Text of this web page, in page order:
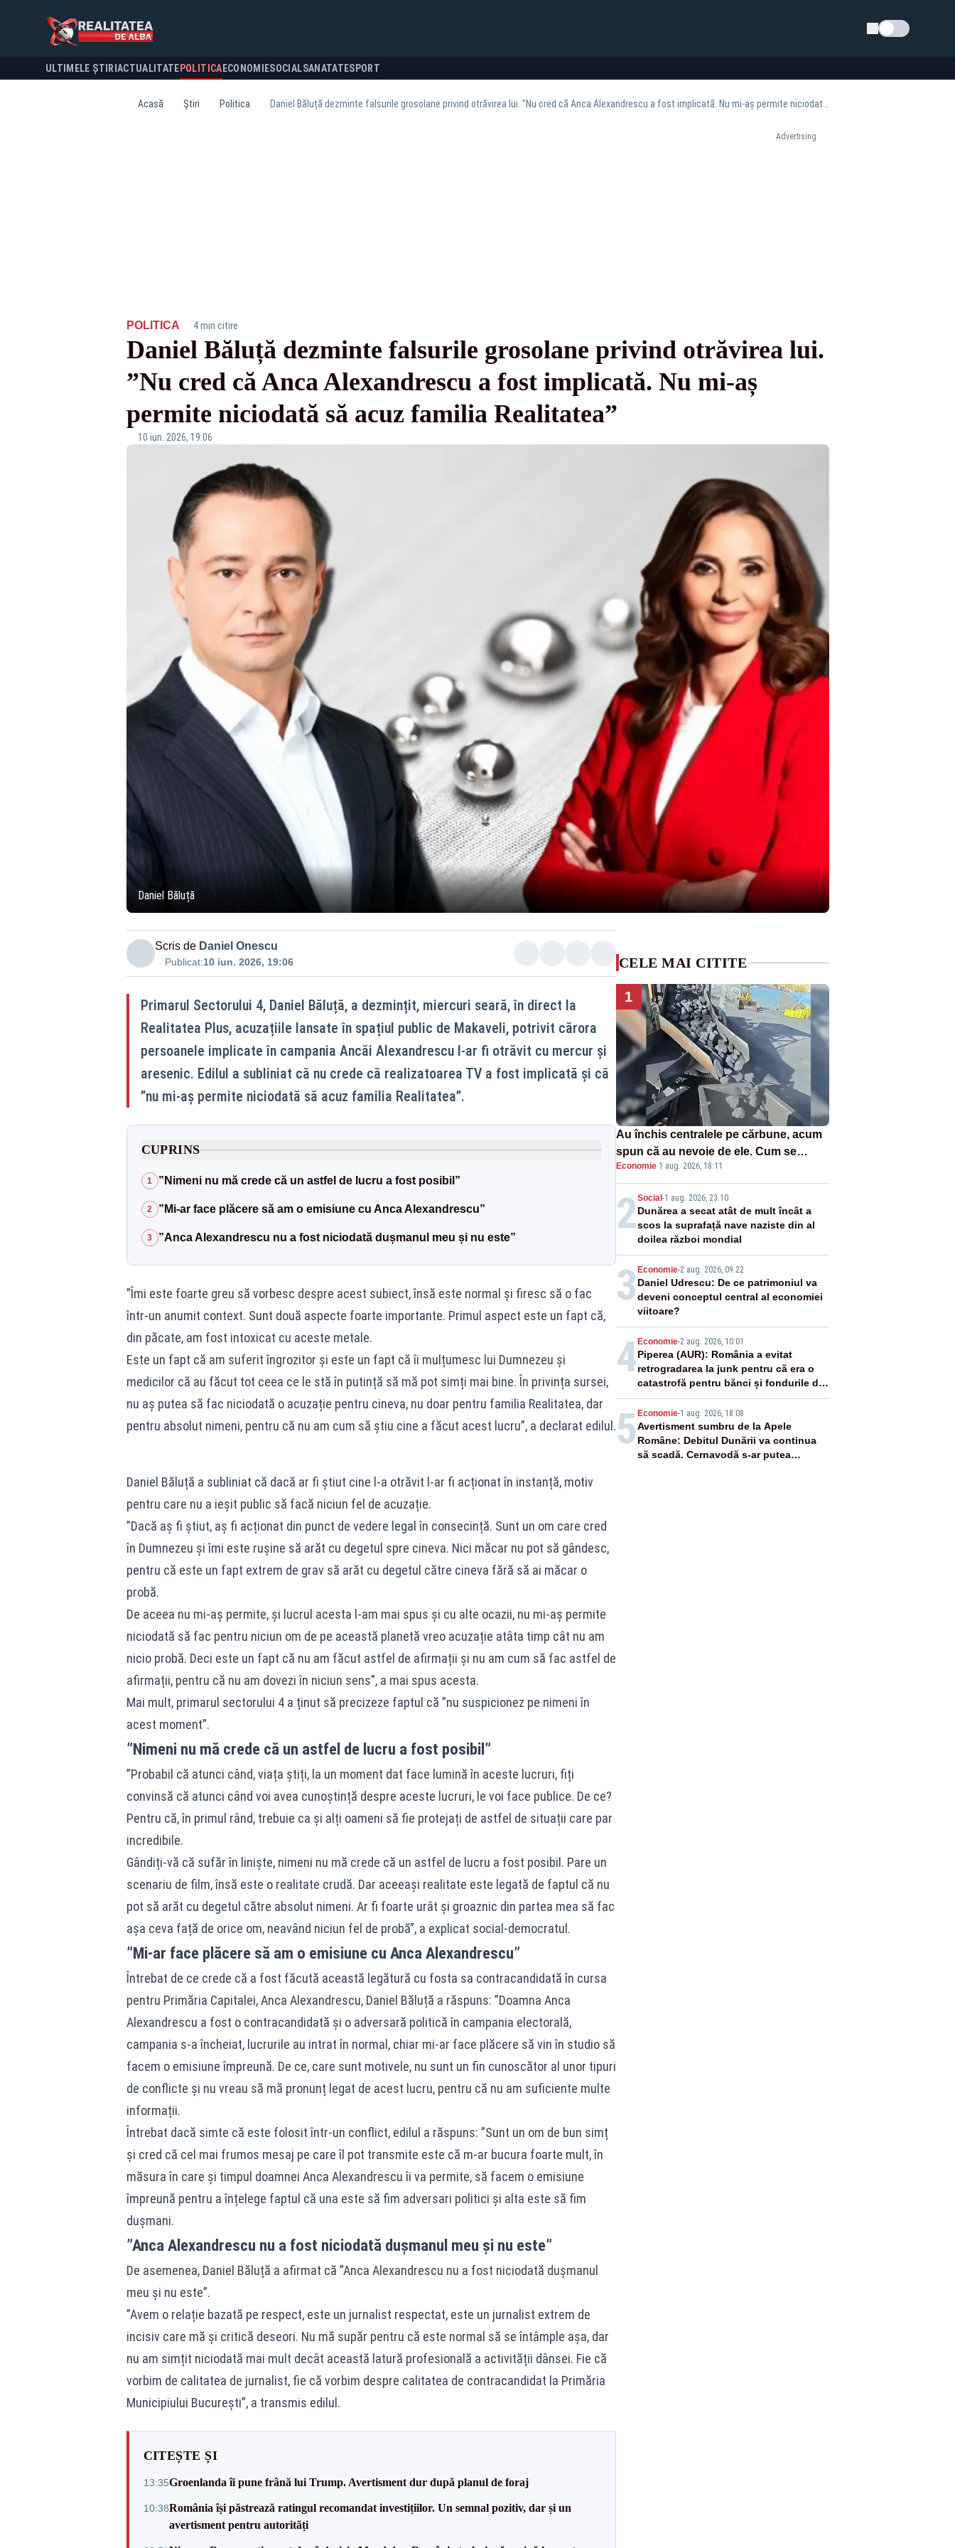
Schimba tema
ULTIMELE ȘTIRI ACTUALITATE POLITICA ECONOMIESOCIALSANATATESPORT
Acasă Știri Politica
Advertising
POLITICA· 4 min citire
Daniel Băluță dezminte falsurile grosolane privind otrăvirea lui.
”Nu cred că Anca Alexandrescu a fost implicată. Nu mi-aș
permite niciodată să acuz familia Realitatea”
10 iun. 2026, 19:06
Daniel Băluță
Scris de Daniel Onescu
Publicat:10 iun. 2026, 19:06
Primarul Sectorului 4, Daniel Băluță, a dezmințit, miercuri seară, în direct la
Realitatea Plus, acuzațiile lansate în spațiul public de Makaveli, potrivit cărora
persoanele implicate în campania Ancăi Alexandrescu l-ar fi otrăvit cu mercur și
aresenic. Edilul a subliniat că nu crede că realizatoarea TV a fost implicată și că
”nu mi-aș permite niciodată să acuz familia Realitatea”.
CUPRINS
1 ”Nimeni nu mă crede că un astfel de lucru a fost posibil”
2 ”Mi-ar face plăcere să am o emisiune cu Anca Alexandrescu”
3 ”Anca Alexandrescu nu a fost niciodată dușmanul meu și nu este”
”Îmi este foarte greu să vorbesc despre acest subiect, însă este normal și firesc să o fac
într-un anumit context. Sunt două aspecte foarte importante. Primul aspect este un fapt că,
din păcate, am fost intoxicat cu aceste metale.
Este un fapt că am suferit îngrozitor și este un fapt că îi mulțumesc lui Dumnezeu și
medicilor că au făcut tot ceea ce le stă în putință să mă pot simți mai bine. În privința sursei,
nu aș putea să fac niciodată o acuzație pentru cineva, nu doar pentru familia Realitatea, dar
pentru absolut nimeni, pentru că nu am cum să știu cine a făcut acest lucru”, a declarat edilul.
Daniel Băluță a subliniat că dacă ar fi știut cine l-a otrăvit l-ar fi acționat în instanță, motiv
pentru care nu a ieșit public să facă niciun fel de acuzație.
”Dacă aș fi știut, aș fi acționat din punct de vedere legal în consecință. Sunt un om care cred
în Dumnezeu și îmi este rușine să arăt cu degetul spre cineva. Nici măcar nu pot să gândesc,
pentru că este un fapt extrem de grav să arăt cu degetul către cineva fără să ai măcar o
probă.
De aceea nu mi-aș permite, și lucrul acesta l-am mai spus și cu alte ocazii, nu mi-aș permite
niciodată să fac pentru niciun om de pe această planetă vreo acuzație atâta timp cât nu am
nicio probă. Deci este un fapt că nu am făcut astfel de afirmații și nu am cum să fac astfel de
afirmații, pentru că nu am dovezi în niciun sens”, a mai spus acesta.
Mai mult, primarul sectorului 4 a ținut să precizeze faptul că ”nu suspicionez pe nimeni în
acest moment”.
”Nimeni nu mă crede că un astfel de lucru a fost posibil”
”Probabil că atunci când, viața știți, la un moment dat face lumină în aceste lucruri, fiți
convinsă că atunci când voi avea cunoștință despre aceste lucruri, le voi face publice. De ce?
Pentru că, în primul rând, trebuie ca și alți oameni să fie protejați de astfel de situații care par
incredibile.
Gândiți-vă că sufăr în liniște, nimeni nu mă crede că un astfel de lucru a fost posibil. Pare un
scenariu de film, însă este o realitate crudă. Dar aceeași realitate este legată de faptul că nu
pot să arăt cu degetul către absolut nimeni. Ar fi foarte urât și groaznic din partea mea să fac
așa ceva față de orice om, neavând niciun fel de probă”, a explicat social-democratul.
”Mi-ar face plăcere să am o emisiune cu Anca Alexandrescu”
Întrebat de ce crede că a fost făcută această legătură cu fosta sa contracandidată în cursa
pentru Primăria Capitalei, Anca Alexandrescu, Daniel Băluță a răspuns: ”Doamna Anca
Alexandrescu a fost o contracandidată și o adversară politică în campania electorală,
campania s-a încheiat, lucrurile au intrat în normal, chiar mi-ar face plăcere să vin în studio să
facem o emisiune împreună. De ce, care sunt motivele, nu sunt un fin cunoscător al unor tipuri
de conflicte și nu vreau să mă pronunț legat de acest lucru, pentru că nu am suficiente multe
informații.
Întrebat dacă simte că este folosit într-un conflict, edilul a răspuns: ”Sunt un om de bun simț
și cred că cel mai frumos mesaj pe care îl pot transmite este că m-ar bucura foarte mult, în
măsura în care și timpul doamnei Anca Alexandrescu îi va permite, să facem o emisiune
împreună pentru a înțelege faptul că una este să fim adversari politici și alta este să fim
dușmani.
”Anca Alexandrescu nu a fost niciodată dușmanul meu și nu este”
De asemenea, Daniel Băluță a afirmat că ”Anca Alexandrescu nu a fost niciodată dușmanul
meu și nu este”.
”Avem o relație bazată pe respect, este un jurnalist respectat, este un jurnalist extrem de
incisiv care mă și critică deseori. Nu mă supăr pentru că este normal să se întâmple așa, dar
nu am simțit niciodată mai mult decât această latură profesională a activității dânsei. Fie că
vorbim de calitatea de jurnalist, fie că vorbim despre calitatea de contracandidat la Primăria
Municipiului București”, a transmis edilul.
CITEȘTE ȘI
13:35Groenlanda îi pune frână lui Trump. Avertisment dur după planul de foraj
10:38România își păstrează ratingul recomandat investițiilor. Un semnal pozitiv, dar și un
avertisment pentru autorități
CELE MAI CITITE
1
Au închis centralele pe cărbune, acum
spun că au nevoie de ele. Cum se
pasează vina în plină criză energetică
Economie·1 aug. 2026, 18:11
2Social -1 aug. 2026, 23:10
Dunărea a secat atât de mult încât a
scos la suprafață nave naziste din al
doilea război mondial
3 Economie-2 aug. 2026, 09:22
Daniel Udrescu: De ce patrimoniul va
deveni conceptul central al economiei
viitoare?
4 Economie-2 aug. 2026, 10:01
Piperea (AUR): România a evitat
retrogradarea la junk pentru că era o
catastrofă pentru bănci și fondurile de
pensii
5 Economie-1 aug. 2026, 18:08
Avertisment sumbru de la Apele
Române: Debitul Dunării va continua
să scadă. Cernavodă s-ar putea